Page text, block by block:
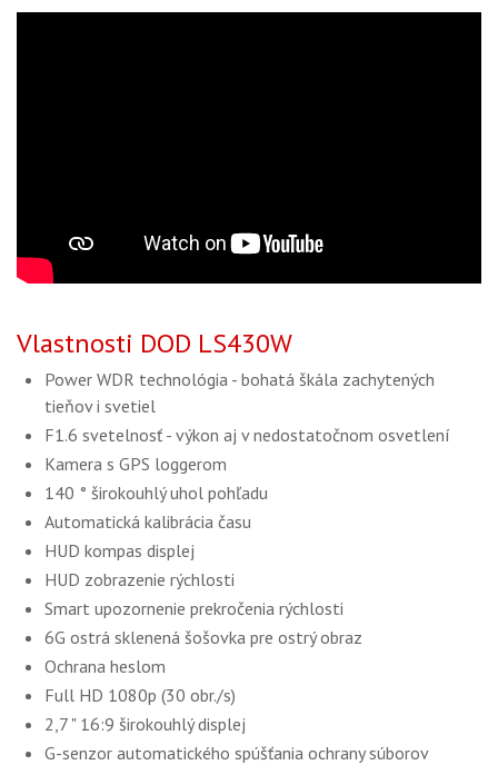
Vlastnosti DOD LS430W
Power WDR technológia - bohatá škála zachytených
tieňov i svetiel
F1.6 svetelnosť - výkon aj v nedostatočnom osvetlení
Kamera s GPS loggerom
140 ° širokouhlý uhol pohľadu
Automatická kalibrácia času
HUD kompas displej
HUD zobrazenie rýchlosti
Smart upozornenie prekročenia rýchlosti
6G ostrá sklenená šošovka pre ostrý obraz
Ochrana heslom
Full HD 1080p (30 obr./s)
2,7 " 16:9 širokouhlý displej
G-senzor automatického spúšťania ochrany súborov